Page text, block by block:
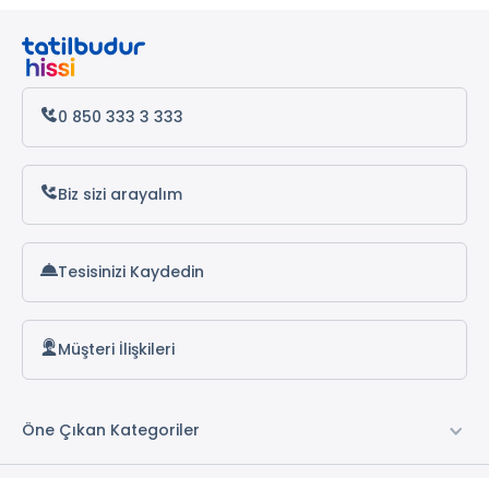
Antalya Otelleri
Alanya Otelleri
0 850 333 3 333
Biz sizi arayalım
Tesisinizi Kaydedin
Müşteri İlişkileri
Öne Çıkan Kategoriler